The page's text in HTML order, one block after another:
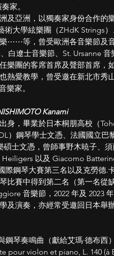
家。
及亞洲，以獨奏家⾝份合作
⼤學絃樂團（ZHdK Strings
⋯⋯等，曾受歐洲各⾳樂節及
⽩遼⼠⾳樂節、St. Ursanne
樂團的客席⾸席及聲部⾸席，
熱愛教學，曾受邀在新北市
樂家。
Kanami
⾝，畢業於⽇本桐朋⾼校（
）鋼琴學士文憑、法國國立
士文憑，曾師事野⽊暁⼦、
以及 Giacomo
際鋼琴⼤賽第三名以及克勞德.
比賽中得到第⼆名（第⼀名從
⾳樂節，2022 年及 2023
及演奏，亦經常受邀回⽇本舉
琴奏鳴曲（獻給艾瑪·德布⻄）
pour violon et piano, L. 140 (à